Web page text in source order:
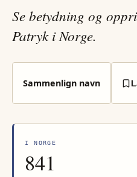
Se betydning og
Patryk i Norge.
Sammenlign navn
I NORGE
841